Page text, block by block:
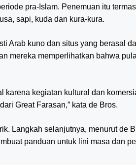
pra-Islam. Penemuan itu
sapi, kuda dan kura-kura.
Arab kuno dan situs yang berasal
mereka memperlihatkan bahwa
karena kegiatan kultural dan
Great Farasan,” kata de Bros.
Langkah selanjutnya, menurut de
panduan untuk lini masa dan